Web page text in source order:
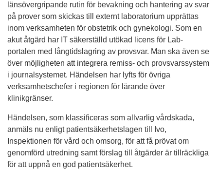
länsövergripande rutin för bevakning och hantering av svar
på prover som skickas till externt laboratorium upprättas
inom verksamheten för obstetrik och gynekologi. Som en
akut åtgärd har IT säkerställd utökad licens för Lab-
portalen med långtidslagring av provsvar. Man ska även se
över möjligheten att integrera remiss- och provsvarssystem
i journalsystemet. Händelsen har lyfts för övriga
verksamhetschefer i regionen för lärande över
klinikgränser.
Händelsen, som klassificeras som allvarlig vårdskada,
anmäls nu enligt patientsäkerhetslagen till Ivo,
Inspektionen för vård och omsorg, för att få prövat om
genomförd utredning samt förslag till åtgärder är tillräckliga
för att uppnå en god patientsäkerhet.